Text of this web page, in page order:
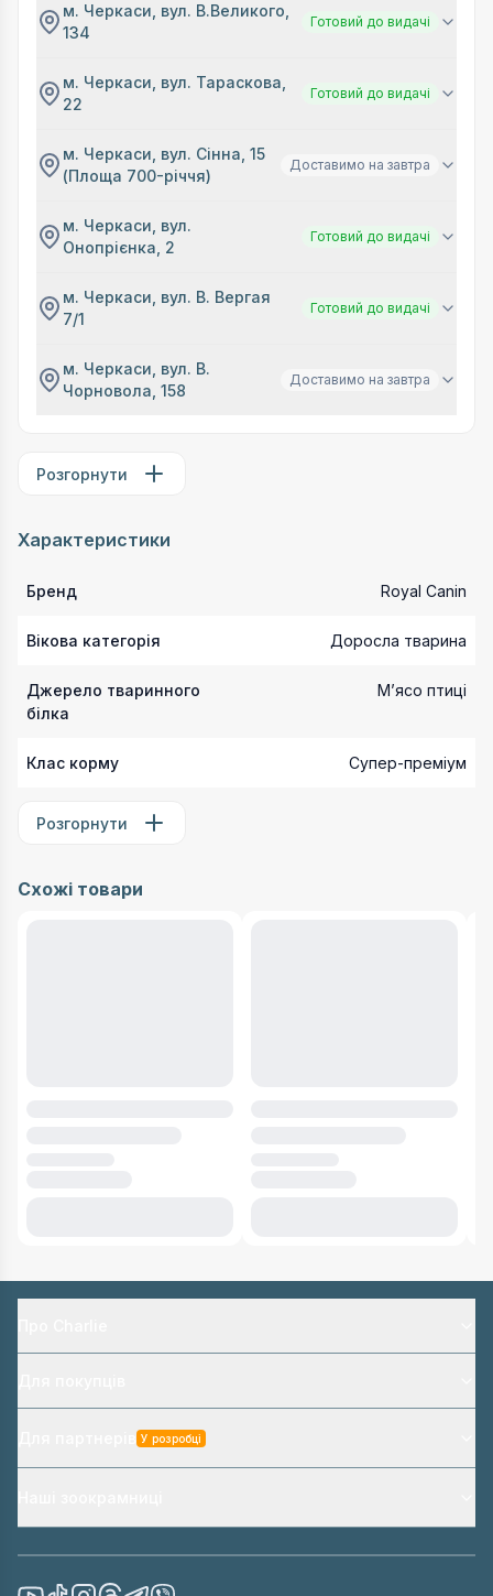
м. Черкаси, вул. В.Великого,
134
Готовий до видачі
м. Черкаси, вул. Тараскова,
22
Готовий до видачі
м. Черкаси, вул. Сінна, 15
(Площа 700-річчя)
Доставимо на завтра
м. Черкаси, вул.
Онопрієнка, 2
Готовий до видачі
м. Черкаси, вул. В. Вергая
7/1
Готовий до видачі
м. Черкаси, вул. В.
Чорновола, 158
Доставимо на завтра
Розгорнути
Характеристики
Бренд Royal Canin
Вікова категорія Доросла тварина
Джерело тваринного
білка
Мʼясо птиці
Клас корму Супер-преміум
Розгорнути
Схожі товари
У розробці